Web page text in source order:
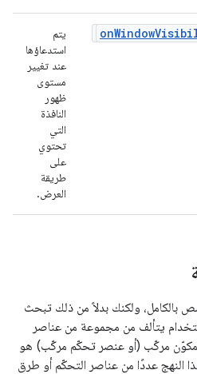
يتم
استدعاؤها
عند تغيير
مستوى
ظهور
النافذة
التي
تحتوي
على
طريقة
العرض.
بالكامل، ولكنك بدلاً من ذلك تبحث
يتألف من مجموعة من عناصر
مكوّن مركّب (أو عنصر تحكّم مركّب) هو
النهج عددًا من عناصر التحكّم أو طرق